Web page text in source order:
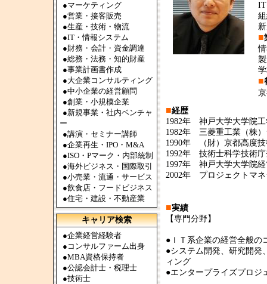
●マーケティング
●営業・接客販売
●生産・技術・物流
●IT・情報システム
●財務・会計・資金調達
●総務・法務・知的財産
●事業計画書作成
●大企業コンサルティング
●中小企業の経営顧問
●創業・小規模企業
●新規事業・社内ベンチャ
ー
●講演・セミナー講師
●企業再生・IPO・M&A
●ISO・Pマーク・内部統制
●海外ビジネス・国際取引
●小売業・流通・サービス
●飲食店・フードビジネス
●住宅・建設・不動産業
キャリア検索
●企業経営経験者
● コンサルファーム出身
●MBA資格保持者
●公認会計士・税理士
●技術士
IT
■
■
■経歴
1982年 神戸大学大学院
1982年 三菱重工業（株
1990年 （財）京都高度
1992年 技術士科学技術
1997年 神戸大学大学院
2002年 プロジェクトマ
■実績
【専門分野】
●ＩＴ系企業の経営全般の
●システム開発、研究開発
ィング
●エンタープライズプロジ